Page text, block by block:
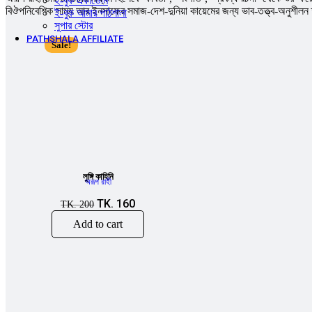
ই-বুক আমার পাঠশালা
সুপার ‍স্টোর
PATHSHALA AFFILIATE
বিঔপনিবেশিক সাম্য আর ইনসাফের সমাজ-দেশ-দুনিয়া কায়েমের জন্য ভাব-তত্ত্ব-অনুশীলন
Sale!
লুঙ্গি কাহিনি
অরূপ রাহী
TK.200 TK. 160
Add to cart